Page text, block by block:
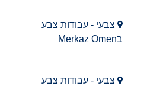
צבעי - עבודות צבע
בMerkaz Omen
צבעי - עבודות צבע